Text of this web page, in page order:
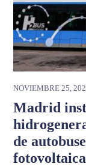
NOVIEMBRE 25,
Madrid
de
fotovoltaica